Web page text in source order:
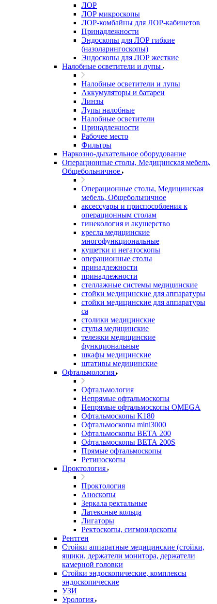
ЛОР
ЛОР микроскопы
ЛОР-комбайны для ЛОР-кабинетов
Принадлежности
Эндоскопы для ЛОР гибкие
(назоларингоскопы)
Эндоскопы для ЛОР жесткие
Налобные осветители и лупы
Налобные осветители и лупы
Аккумуляторы и батареи
Линзы
Лупы налобные
Налобные осветители
Принадлежности
Рабочее место
Фильтры
Наркозно-дыхательное оборудование
Операционные столы, Медицинская мебель,
Общебольничное
Операционные столы, Медицинская
мебель, Общебольничное
аксессуары и приспособления к
операционным столам
гинекология и акушерство
кресла медицинские
многофункциональные
кушетки и негатоскопы
операционные столы
принадлежности
принадлежности
стеллажные системы медицинские
стойки медицинские для аппаратуры
стойки медицинские для аппаратуры
са
столики медицинские
стулья медицинские
тележки медицинские
функциональные
шкафы медицинские
штативы медицинские
Офтальмология
Офтальмология
Непрямые офтальмоскопы
Непрямые офтальмоскопы OMEGA
Офтальмоскопы K180
Офтальмоскопы mini3000
Офтальмоскопы ВЕТА 200
Офтальмоскопы ВЕТА 200S
Прямые офтальмоскопы
Ретиноскопы
Проктология
Проктология
Аноскопы
Зеркала ректальные
Латексные кольца
Лигаторы
Ректоскопы, сигмоидоскопы
Рентген
Стойки аппаратные медицинские (стойки,
ящики, держатели монитора, держатели
камерной головки
Стойки эндоскопические, комплексы
эндоскопические
УЗИ
Урология